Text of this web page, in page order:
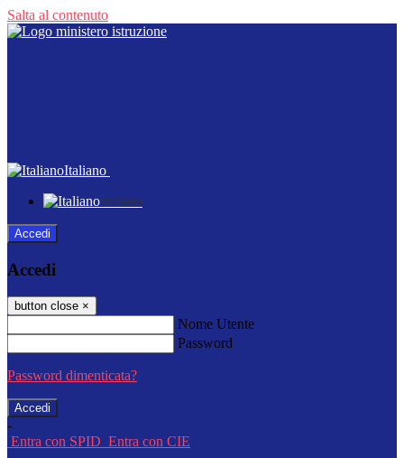
Salta al contenuto
Italiano
Italiano
Accedi
Accedi
button close ×
Nome Utente
Password
Password dimenticata?
-
Entra con SPID Entra con CIE